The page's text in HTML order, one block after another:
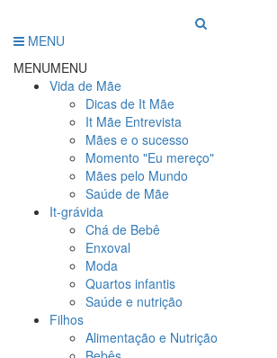
MENU
MENUMENU
Vida de Mãe
Dicas de It Mãe
It Mãe Entrevista
Mães e o sucesso
Momento "Eu mereço"
Mães pelo Mundo
Saúde de Mãe
It-grávida
Chá de Bebê
Enxoval
Moda
Quartos infantis
Saúde e nutrição
Filhos
Alimentação e Nutrição